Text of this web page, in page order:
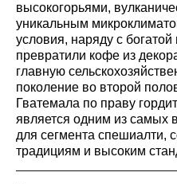
высокогорьями,
уникальным
условия, наряду с
превратили кофе из
главную
поколение во второй
Гватемала по праву
является одним из самых
для сегмента спешиалти,
традициям и высоким